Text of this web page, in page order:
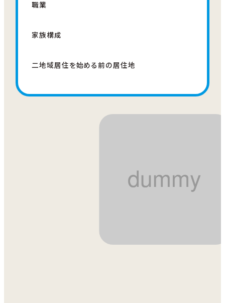
職業
家族構成
二地域居住を始める前の居住地